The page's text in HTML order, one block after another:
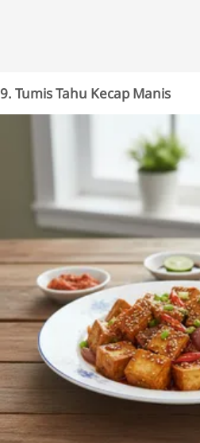
9. Tumis Tahu Kecap Manis